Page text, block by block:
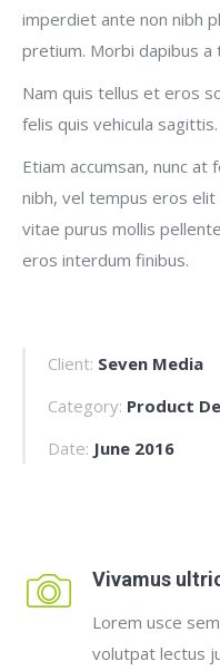
imperdiet ante non nibh
pretium. Morbi dapibus a
Nam quis tellus et eros
felis quis vehicula sagittis.
Etiam accumsan, nunc
nibh, vel tempus eros
vitae purus mollis
eros interdum finibus.
Client: Seven Media
Category: Product
Date: June 2016
Vivamus
Lorem usce
volutpat lectus